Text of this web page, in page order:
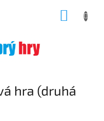
hra (druhá